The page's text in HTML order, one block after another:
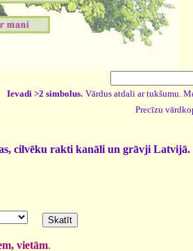
Ievadi >2 simbolus. Vārdus atdali ar tukšumu.
Precīzu
cilvēku rakti kanāli un grāvji Latvijā.
vietām.